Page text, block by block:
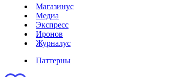
Магазинус
Медиа
Экспресс
Иронов
Журналус
Паттерны